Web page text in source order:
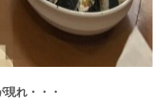
れ・・・